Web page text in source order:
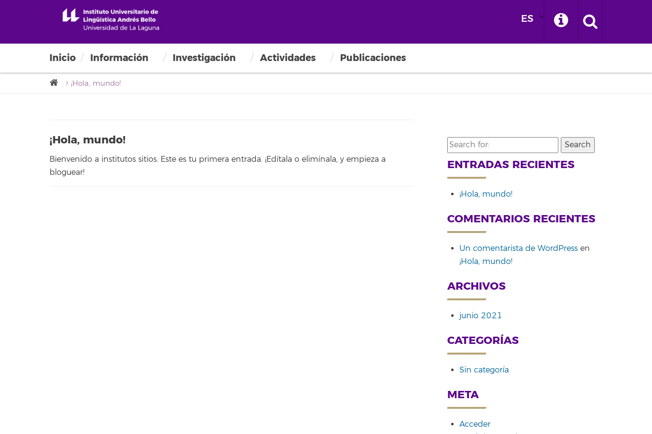
ES
Inicio Información Investigación Actividades Publicaciones
¡Hola, mundo!
¡Hola, mundo!
Bienvenido a institutos sitios. Este es tu primera entrada. ¡Edítala o elimínala, y empieza a
bloguear!
Search
for:
ENTRADAS RECIENTES
¡Hola, mundo!
COMENTARIOS RECIENTES
Un comentarista de WordPress en
¡Hola, mundo!
ARCHIVOS
junio 2021
CATEGORÍAS
Sin categoría
META
Acceder